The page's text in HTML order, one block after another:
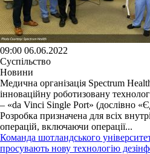
09:00 06.06.2022
Суспільство
Новини
Медична організація Spectrum
інноваційну роботизовану
– «da Vinci Single Port» (дослівно
Розробка призначена для всіх
операцій, включаючи операції...
Команда шотландського
просувають нову технологію